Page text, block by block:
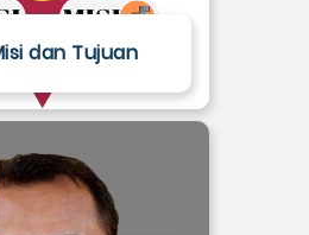
dan Tujuan